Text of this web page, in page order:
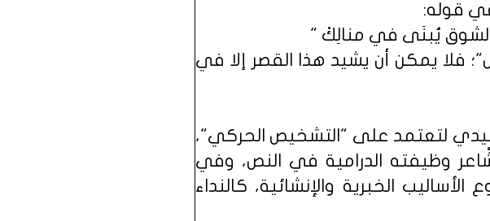
قوله:
الشوق يُبنَى في منالِكْ "
فلا يمكن أن يشيد هذا القصر إلا في
لتعتمد على "التشخيص الحركي"،
وظيفته الدرامية في النص، وفي
الخبرية والإنشائية، كالنداء